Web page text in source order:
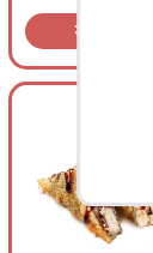
Заказать за